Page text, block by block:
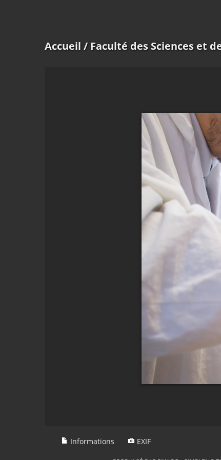
Accueil / Faculté des Sciences et
Informations EXIF